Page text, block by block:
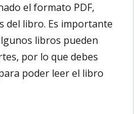
el formato PDF,
del libro. Es importante
libros pueden
por lo que debes
poder leer el libro